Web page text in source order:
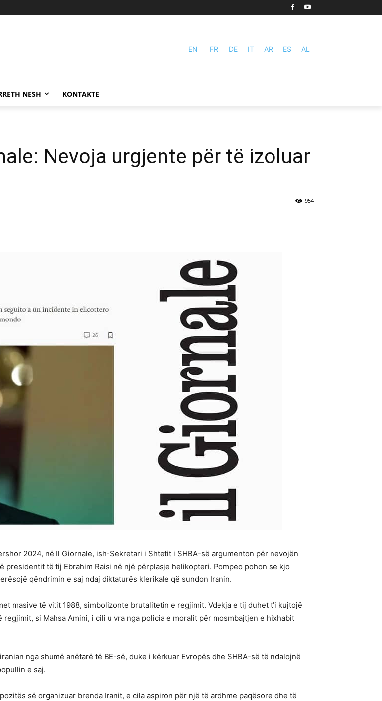
EN FR DE IT AR ES AL
NESH KONTAKTE
Nevoja urgjente për të izoluar
954
2024, në Il Giornale, ish-Sekretari i Shtetit i SHBA-së argumenton për nevojën
të tij Ebrahim Raisi në një përplasje helikopteri. Pompeo pohon se kjo
qëndrimin e saj ndaj diktaturës klerikale që sundon Iranin.
masive të vitit 1988, simbolizonte brutalitetin e regjimit. Vdekja e tij duhet t’i kujtojë
si Mahsa Amini, i cili u vra nga policia e moralit për mosmbajtjen e hixhabit
nga shumë anëtarë të BE-së, duke i kërkuar Evropës dhe SHBA-së të ndalojnë
e saj.
së organizuar brenda Iranit, e cila aspiron për një të ardhme paqësore dhe të